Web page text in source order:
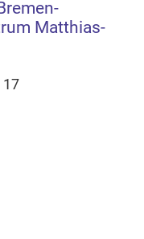
Matthias-
17